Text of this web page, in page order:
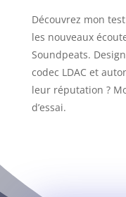
Découvrez mon
les nouveaux
Soundpeats.
codec LDAC et
leur réputation ?
d’essai.